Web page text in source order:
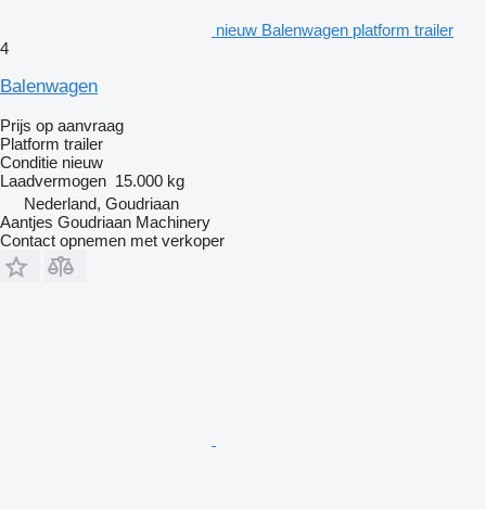
nieuw Balenwagen platform trailer
4
Balenwagen
Prijs op aanvraag
Platform trailer
Conditie nieuw
Laadvermogen 15.000 kg
Nederland, Goudriaan
Aantjes Goudriaan Machinery
Contact opnemen met verkoper